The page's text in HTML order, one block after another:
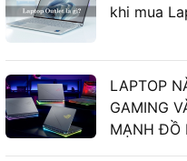
khi mua
LAPTOP
GAMING
MẠNH ĐỒ
LAPTOP